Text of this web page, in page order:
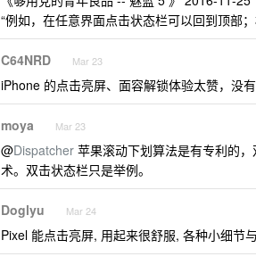
“例如，在任意界面点击状态栏可以回到顶部
C64NRD Mar 23
iPhone 的点击亮屏、面容解锁体验太赞，没有
moya Mar 23
@Dispatcher 苹果滚动下划算法是有专利的
术。双击状态栏只是举例。
Doglyu Mar 24
Pixel 能点击亮屏, 用起来很舒服, 各种小细节